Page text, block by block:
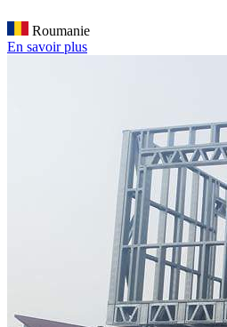
Roumanie
En savoir plus